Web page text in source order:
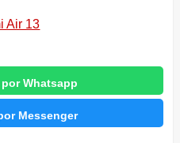
Air 13
Whatsapp
Messenger